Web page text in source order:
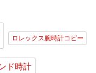
ロレックス腕時計コピー
ド時計